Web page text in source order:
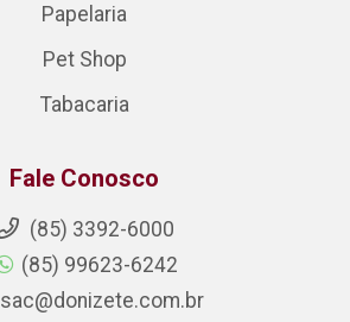
Papelaria
Pet Shop
Tabacaria
Fale Conosco
(85) 3392-6000
(85) 99623-6242
sac@donizete.com.br